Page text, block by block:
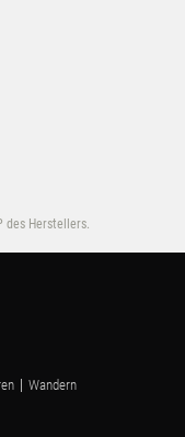
des Herstellers.
Wandern